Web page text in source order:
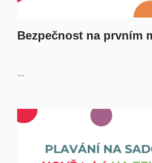
Bezpečnost na prvním
…